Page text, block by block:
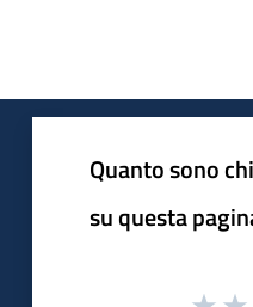
Quanto sono
su questa